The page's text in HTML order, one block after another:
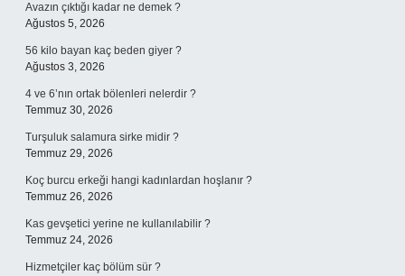
Avazın çıktığı kadar ne demek ?
Ağustos 5, 2026
56 kilo bayan kaç beden giyer ?
Ağustos 3, 2026
4 ve 6’nın ortak bölenleri nelerdir ?
Temmuz 30, 2026
Turşuluk salamura sirke midir ?
Temmuz 29, 2026
Koç burcu erkeği hangi kadınlardan hoşlanır ?
Temmuz 26, 2026
Kas gevşetici yerine ne kullanılabilir ?
Temmuz 24, 2026
Hizmetçiler kaç bölüm sür ?